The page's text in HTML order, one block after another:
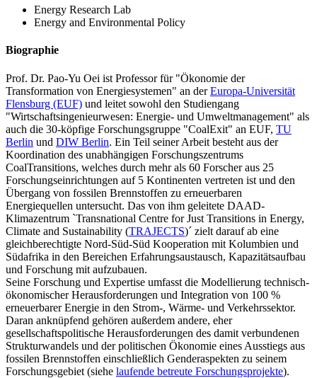
Energy Research Lab
Energy and Environmental Policy
Biographie
Prof. Dr. Pao-Yu Oei ist Professor für "Ökonomie der
Transformation von Energiesystemen" an derEuropa-Universität
Flensburg (EUF) und leitet sowohl den Studiengang
"Wirtschaftsingenieurwesen: Energie- und Umweltmanagement" als
auch die 30-köpfige Forschungsgruppe "CoalExit" an EUF, TU
Berlin und DIW Berlin. Ein Teil seiner Arbeit besteht aus der
Koordination des unabhängigen Forschungszentrums
CoalTransitions, welches durch mehr als 60 Forscher aus 25
Forschungseinrichtungen auf 5 Kontinenten vertreten ist und den
Übergang von fossilen Brennstoffen zu erneuerbaren
Energiequellen untersucht. Das von ihm geleitete DAAD-
Klimazentrum `Transnational Centre for Just Transitions in Energy,
Climate and Sustainability (TRAJECTS)´ zielt darauf ab eine
gleichberechtigte Nord-Süd-Süd Kooperation mit Kolumbien und
Südafrika in den Bereichen Erfahrungsaustausch, Kapazitätsaufbau
und Forschung mit aufzubauen.
Seine Forschung und Expertise umfasst die Modellierung technisch-
ökonomischer Herausforderungen und Integration von 100 %
erneuerbarer Energie in den Strom-, Wärme- und Verkehrssektor.
Daran anknüpfend gehören außerdem andere, eher
gesellschaftspolitische Herausforderungen des damit verbundenen
Strukturwandels und der politischen Ökonomie eines Ausstiegs aus
fossilen Brennstoffen einschließlich Genderaspekten zu seinem
Forschungsgebiet (siehe laufende betreute Forschungsprojekte).